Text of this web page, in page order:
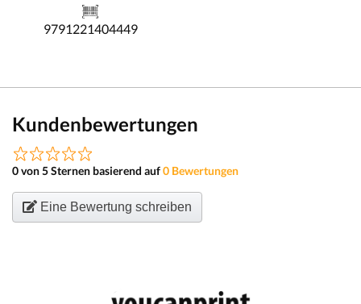
9791221404449
Kundenbewertungen
0 von 5 Sternen basierend auf0 Bewertungen
Eine Bewertung schreiben